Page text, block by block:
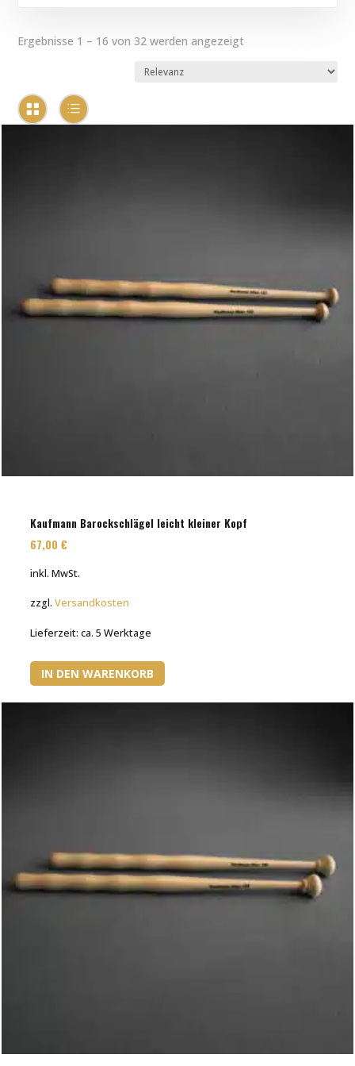
Ergebnisse 1 – 16 von 32 werden angezeigt
Kaufmann Barockschlägel leicht kleiner Kopf
67,00€
inkl. MwSt.
zzgl.Versandkosten
Lieferzeit:ca. 5 Werktage
IN DEN WARENKORB